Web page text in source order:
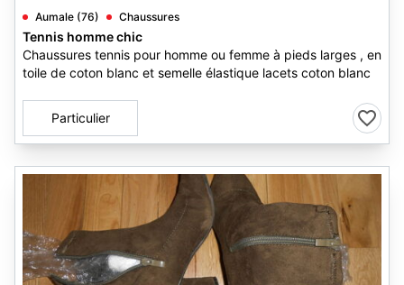
Aumale (76) Chaussures
Tennis homme chic
Chaussures tennis pour homme ou femme à pieds larges , en
toile de coton blanc et semelle élastique lacets coton blanc
Particulier